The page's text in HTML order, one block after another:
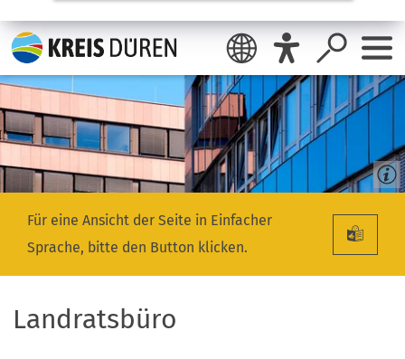
Für eine Ansicht der Seite in Einfacher
Sprache, bitte den Button klicken.
Landratsbüro